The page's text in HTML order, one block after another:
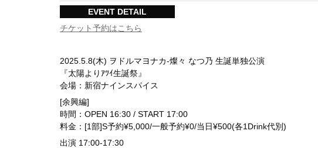
EVENT DETAIL
チケット予約はこちら
2025.5.8(木) ヲドルマヨナカ-燦々 なつ乃 生誕単独公演
『太陽よりｱﾂｲ生誕祭』
会場：新宿ナインスパイス
[余興編]
時間：OPEN 16:30 / START 17:00
料金：[1部]S予約¥5,000/一般予約¥0/当日¥500(各1Drink代別)
出演 17:00-17:30